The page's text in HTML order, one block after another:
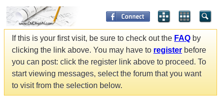
If this is your first visit, be sure to check out the FAQ by
clicking the link above. You may have to register before
you can post: click the register link above to proceed. To
start viewing messages, select the forum that you want
to visit from the selection below.